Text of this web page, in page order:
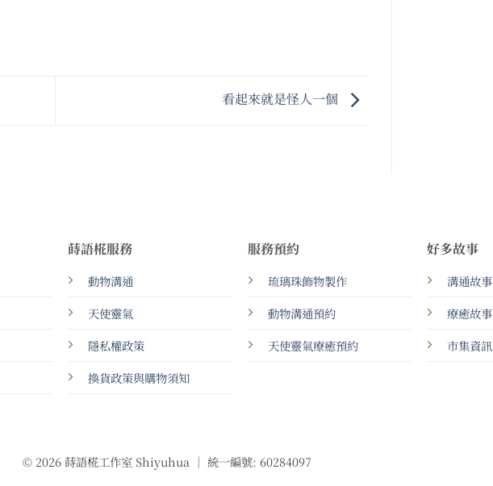
看起來就是怪人一個
蒔語椛服務
動物溝通
天使靈氣
隱私權政策
換貨政策與購物須知
服務預約
琉璃珠飾物製作
動物溝通預約
天使靈氣療癒預約
好多故事
溝通故事
療癒故事
市集資訊
© 2026 蒔語椛工作室 Shiyuhua ｜ 統一編號: 60284097